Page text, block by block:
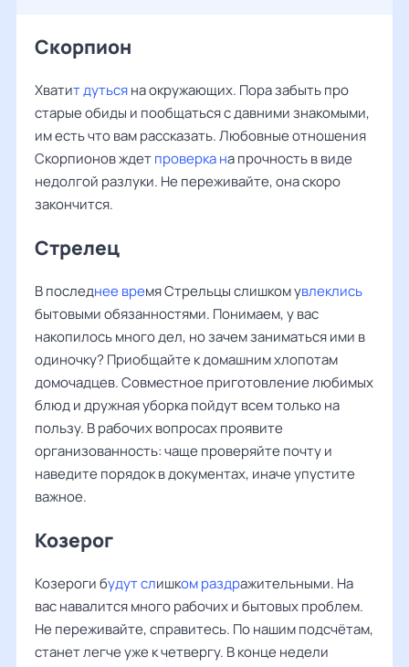
Скорпион
Хватит дутьсяна окружающих. Пора забыть про
старые обиды и пообщаться с давними знакомыми,
им есть что вам рассказать. Любовные отношения
Скорпионов ждетпроверка на прочность в виде
недолгой разлуки. Не переживайте, она скоро
закончится.
Стрелец
В последнее время Стрельцы слишком увлеклись
бытовыми обязанностями. Понимаем, у вас
накопилось много дел, но зачем заниматься ими в
одиночку? Приобщайте к домашним хлопотам
домочадцев. Совместное приготовление любимых
блюд и дружная уборка пойдут всем только на
пользу. В рабочих вопросах проявите
организованность: чаще проверяйте почту и
наведите порядок в документах, иначе упустите
важное.
Козерог
Козероги будут слишком раздражительными. На
вас навалится много рабочих и бытовых проблем.
Не переживайте, справитесь. По нашим подсчётам,
станет легче уже к четвергу. В конце недели